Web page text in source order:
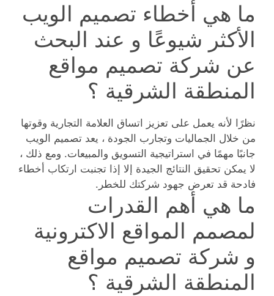
ما هي أخطاء تصميم الويب
الأكثر شيوعًا و عند البحث
عن شركة تصميم مواقع
المنطقة الشرقية ؟
نظرًا لأنه يعمل على تعزيز اتساق العلامة التجارية وقوتها
من خلال الجماليات وتجارب الجودة ، يعد تصميم الويب
جانبًا مهمًا في استراتيجية التسويق والمبيعات. ومع ذلك ،
لا يمكن تحقيق النتائج الجيدة إلا إذا تجنبت ارتكاب أخطاء
فادحة قد تعرض جهود شركتك للخطر.
ما هي أهم القدرات
لمصمم المواقع الاكترونية
و شركة تصميم مواقع
المنطقة الشرقية ؟